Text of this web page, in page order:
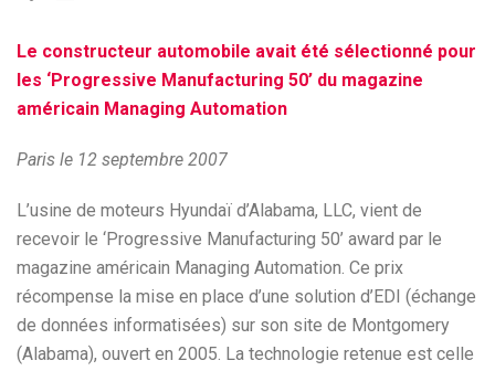
Le constructeur automobile avait été sélectionné pour
les ‘Progressive Manufacturing 50’ du magazine
américain Managing Automation
Paris le 12 septembre 2007
L’usine de moteurs Hyundaï d’Alabama, LLC, vient de
recevoir le ‘Progressive Manufacturing 50’ award par le
magazine américain Managing Automation. Ce prix
récompense la mise en place d’une solution d’EDI (échange
de données informatisées) sur son site de Montgomery
(Alabama), ouvert en 2005. La technologie retenue est celle